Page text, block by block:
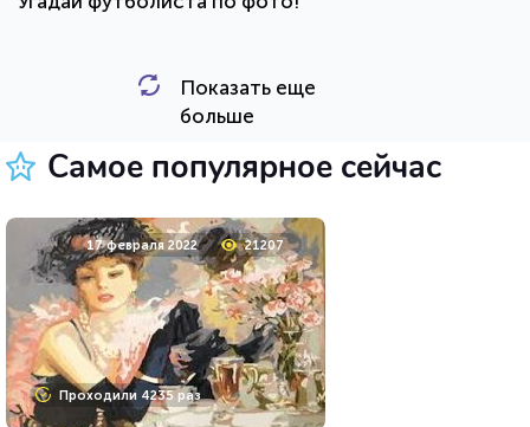
HTML - код
23 июня 2021 53680
Проходили 20936 раз
Показать еще
больше
Самое популярное сейчас
17 февраля 2022 21207
Проходили 4235 раз